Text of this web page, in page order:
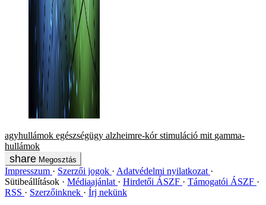
agyhullámok egészségügy alzheimre-kór stimuláció mit gamma-
hullámok
Megosztás
Impresszum Szerzői jogok
Adatvédelmi nyilatkozat
Sütibeállítások
Médiaajánlat Hirdetői ÁSZF
Támogatói ÁSZF
RSS
Szerzőinknek Írj nekünk